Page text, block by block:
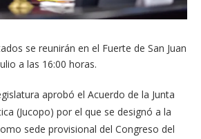
se reunirán en el Fuerte de San Juan
a las 16:00 horas.
aprobó el Acuerdo de la Junta
(Jucopo) por el que se designó a la
sede provisional del Congreso del